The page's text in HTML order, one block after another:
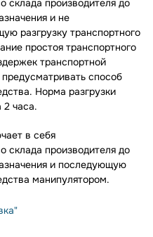
склада производителя до
и не
разгрузку транспортного
простоя транспортного
транспортной
способ
Норма разгрузки
2 часа.
в себя
склада производителя до
и последующую
манипулятором.